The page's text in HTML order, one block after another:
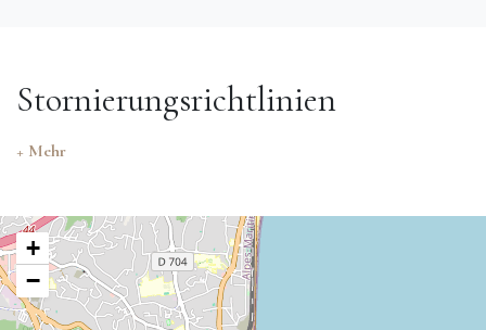
Stornierungsrichtlinien
+ Mehr
+
−